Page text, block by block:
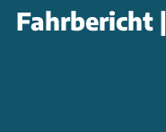
Fahrbericht